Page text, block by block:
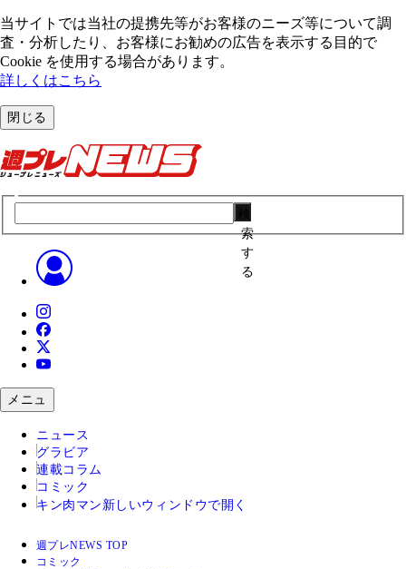
当サイトでは当社の提携先等がお客様のニーズ等について調
査・分析したり、お客様にお勧めの広告を表⽰する⽬的で
Cookie を使⽤する場合があります。
詳しくはこちら
閉じる
索
す
る
メニュ
ニュース
グラビア
連載コラム
コミック
キン肉マン 新しいウィンドウで開く
週プレNEWS TOP
コミック